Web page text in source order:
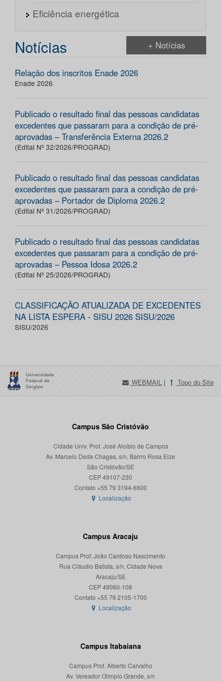
Eficiência energética
Notícias + Notícias
Relação dos inscritos Enade 2026
Enade 2026
Publicado o resultado final das pessoas candidatas
excedentes que passaram para a condição de pré-
aprovadas – Transferência Externa 2026.2
(Edital Nº 32/2026/PROGRAD)
Publicado o resultado final das pessoas candidatas
excedentes que passaram para a condição de pré-
aprovadas – Portador de Diploma 2026.2
(Edital Nº 31/2026/PROGRAD)
Publicado o resultado final das pessoas candidatas
excedentes que passaram para a condição de pré-
aprovadas – Pessoa Idosa 2026.2
(Edital Nº 25/2026/PROGRAD)
CLASSIFICAÇÃO ATUALIZADA DE EXCEDENTES
NA LISTA ESPERA - SISU 2026 SISU/2026
SISU/2026
WEBMAIL | Topo do Site
Campus São Cristóvão
Cidade Univ. Prof. José Aloísio de Campos
Av. Marcelo Deda Chagas, s/n, Bairro Rosa Elze
São Cristóvão/SE
CEP 49107-230
Localização
Campus Aracaju
Campus Prof. João Cardoso Nascimento
Rua Cláudio Batista, s/n, Cidade Nova
Aracaju/SE
CEP 49060-108
Localização
Campus Itabaiana
Campus Prof. Alberto Carvalho
Av. Vereador Olímpio Grande, s/n